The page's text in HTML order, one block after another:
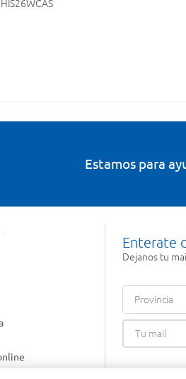
Estamos para
Enterate
Dejanos tu
Provincia